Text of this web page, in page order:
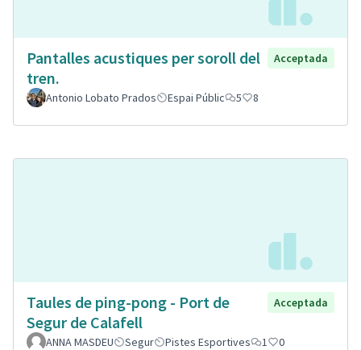
Pantalles acustiques per soroll del
tren.
Acceptada
Antonio Lobato Prados Espai Públic 5 8
Taules de ping-pong - Port de
Segur de Calafell
Acceptada
ANNA MASDEU Segur Pistes Esportives 1 0